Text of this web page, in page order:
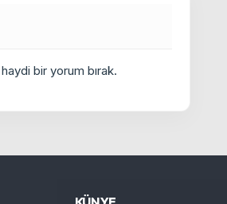
bir yorum bırak.